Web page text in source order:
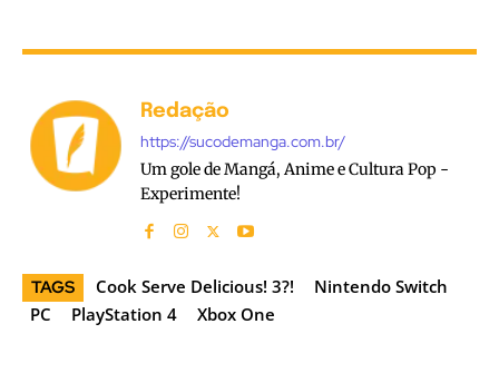
Redação
https://sucodemanga.com.br/
Um gole de Mangá, Anime e Cultura Pop -
Experimente!
TAGS Cook Serve Delicious! 3?!
Nintendo Switch
PC
PlayStation 4 Xbox One